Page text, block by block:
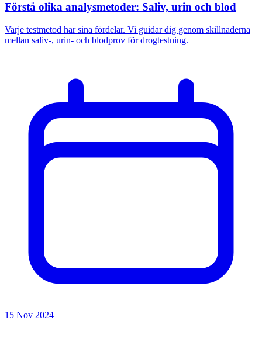
Förstå olika analysmetoder: Saliv, urin och blod
Varje testmetod har sina fördelar. Vi guidar dig genom skillnaderna
mellan saliv-, urin- och blodprov för drogtestning.
15 Nov 2024